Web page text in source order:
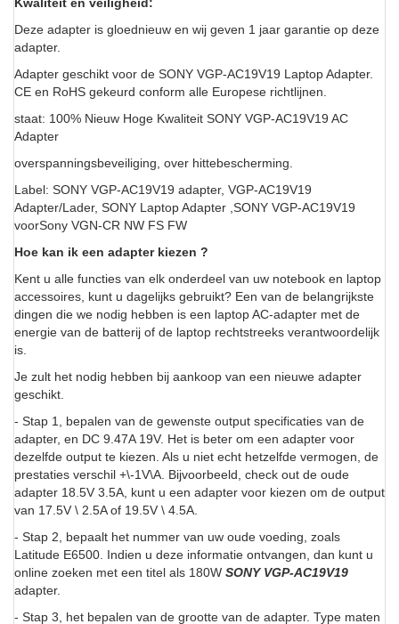
Deze adapter is gloednieuw en wij geven 1 jaar garantie op deze
adapter.
Adapter geschikt voor de SONY VGP-AC19V19 Laptop Adapter.
CE en RoHS gekeurd conform alle Europese richtlijnen.
staat: 100% Nieuw Hoge Kwaliteit SONY VGP-AC19V19 AC
Adapter
overspanningsbeveiliging, over hittebescherming.
Label: SONY VGP-AC19V19 adapter, VGP-AC19V19
Adapter/Lader, SONY Laptop Adapter ,SONY VGP-AC19V19
voorSony VGN-CR NW FS FW
Hoe kan ik een adapter kiezen ?
Kent u alle functies van elk onderdeel van uw notebook en laptop
accessoires, kunt u dagelijks gebruikt? Een van de belangrijkste
dingen die we nodig hebben is een laptop AC-adapter met de
energie van de batterij of de laptop rechtstreeks verantwoordelijk
is.
Je zult het nodig hebben bij aankoop van een nieuwe adapter
geschikt.
- Stap 1, bepalen van de gewenste output specificaties van de
adapter, en DC 9.47A 19V. Het is beter om een adapter voor
dezelfde output te kiezen. Als u niet echt hetzelfde vermogen, de
prestaties verschil +\-1V\A. Bijvoorbeeld, check out de oude
adapter 18.5V 3.5A, kunt u een adapter voor kiezen om de output
van 17.5V \ 2.5A of 19.5V \ 4.5A.
- Stap 2, bepaalt het nummer van uw oude voeding, zoals
Latitude E6500. Indien u deze informatie ontvangen, dan kunt u
online zoeken met een titel als 180W SONY VGP-AC19V19
adapter.
- Stap 3, het bepalen van de grootte van de adapter. Type maten